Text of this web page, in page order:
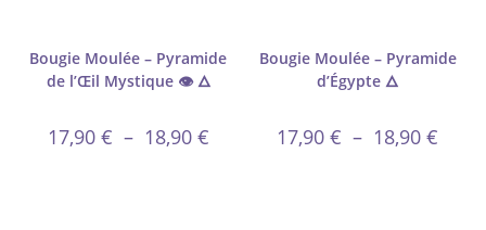
Bougie Moulée – Pyramide
de l’Œil Mystique 👁️ 🜂
17,90 € – 18,90 €
Bougie Moulée – Pyramide
d’Égypte 🜂
17,90€ – 18,90€